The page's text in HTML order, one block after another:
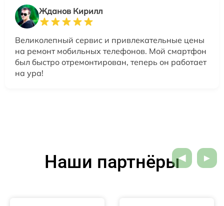
Жданов Кирилл
Великолепный сервис и привлекательные цены
на ремонт мобильных телефонов. Мой смартфон
был быстро отремонтирован, теперь он работает
на ура!
Наши партнёры